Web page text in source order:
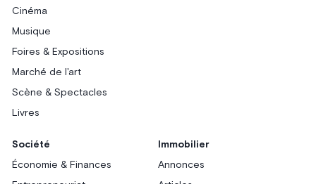
Cinéma
Musique
Foires & Expositions
Marché de l'art
Scène & Spectacles
Livres
Société
Économie & Finances
Immobilier
Annonces